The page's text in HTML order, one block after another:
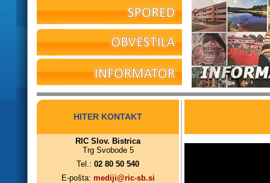
HITER KONTAKT
RIC Slov. Bistrica
Trg Svobode 5
Tel.: 02 80 50 540
E-pošta: mediji@ric-sb.si